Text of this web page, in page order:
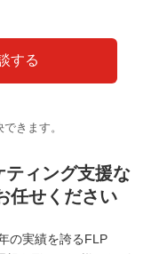
きます。
ティング支援な
任せください
の実績を誇るFLP